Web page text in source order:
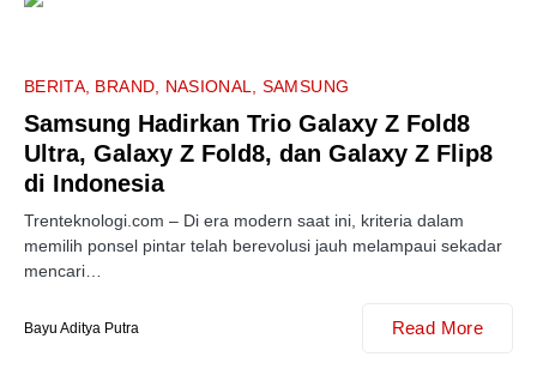
BERITA BRAND NASIONAL SAMSUNG
Samsung Hadirkan Trio Galaxy Z Fold8
Ultra, Galaxy Z Fold8, dan Galaxy Z Flip8
di Indonesia
Trenteknologi.com – Di era modern saat ini, kriteria dalam
memilih ponsel pintar telah berevolusi jauh melampaui sekadar
mencari…
Bayu Aditya Putra Read More